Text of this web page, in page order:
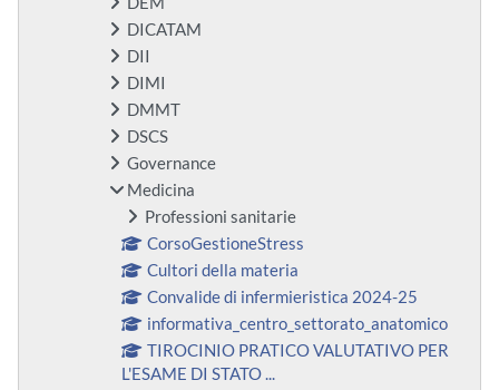
DICATAM
DII
DIMI
DMMT
DSCS
Governance
Medicina
Professioni sanitarie
CorsoGestioneStress
Cultori della materia
Convalide di infermieristica 2024-25
informativa_centro_settorato_anatomico
TIROCINIO PRATICO VALUTATIVO PER
L'ESAME DI STATO ...